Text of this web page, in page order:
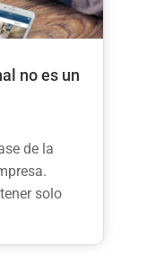
no es un
de la
solo